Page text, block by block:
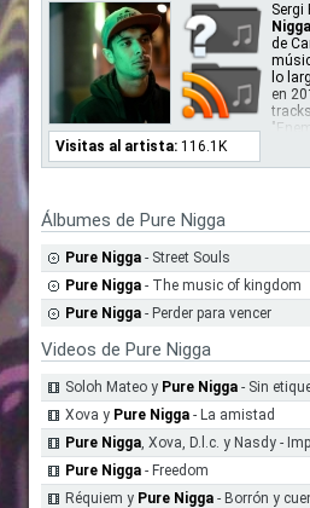
Visitas al artista: 116.1K
Sergi
Nigga
de
lo
en
Álbumes de Pure Nigga
Pure Nigga - Street Souls
Pure Nigga - The music of kingdom
Pure Nigga - Perder para vencer
Videos de Pure Nigga
Soloh Mateo y Pure Nigga - Sin
Xova y Pure Nigga - La amistad
Pure Nigga, Xova, D.l.c. y Nasdy -
Pure Nigga - Freedom
Réquiem y Pure Nigga - Borrón y